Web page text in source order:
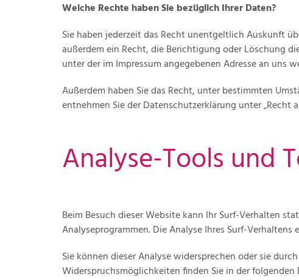
Welche Rechte haben Sie bezüglich Ihrer Daten?
Sie haben jederzeit das Recht unentgeltlich Auskunft
außerdem ein Recht, die Berichtigung oder Löschung
unter der im Impressum angegebenen Adresse an uns
Außerdem haben Sie das Recht, unter bestimmten
entnehmen Sie der Datenschutzerklärung unter „Recht
Analyse-Tools und
Beim Besuch dieser Website kann Ihr Surf-Verhalten
Analyseprogrammen. Die Analyse Ihres Surf-
Sie können dieser Analyse widersprechen oder sie
Widerspruchsmöglichkeiten finden Sie in der folgenden